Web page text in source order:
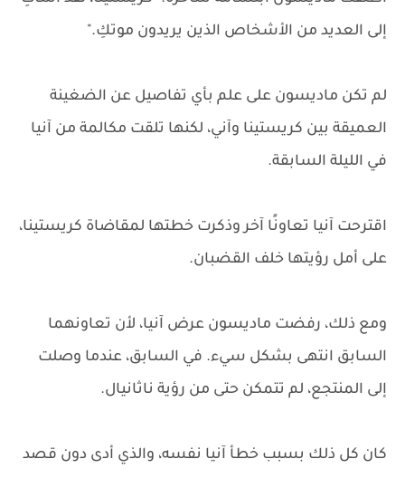
إلى العديد من الأشخاص الذين يريدون موتكِ."
لم تكن ماديسون على علم بأي تفاصيل عن الضغينة
العميقة بين كريستينا وآني، لكنها تلقت مكالمة من آنيا
في الليلة السابقة.
اقترحت آنيا تعاونًا آخر وذكرت خطتها لمقاضاة كريستينا،
على أمل رؤيتها خلف القضبان.
ومع ذلك، رفضت ماديسون عرض آنيا، لأن تعاونهما
السابق انتهى بشكل سيء. في السابق، عندما وصلت
إلى المنتجع، لم تتمكن حتى من رؤية ناثانيال.
كان كل ذلك بسبب خطأ آنيا نفسه، والذي أدى دون قصد